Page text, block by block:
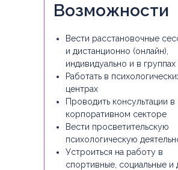
Возможности
Вести расстановочные
и дистанционно (онлайн),
индивидуально и в группах
Работать в
центрах
Проводить консультации в
корпоративном секторе
Вести просветительскую
психологическую
Устроиться на работу в
спортивные, социальные и